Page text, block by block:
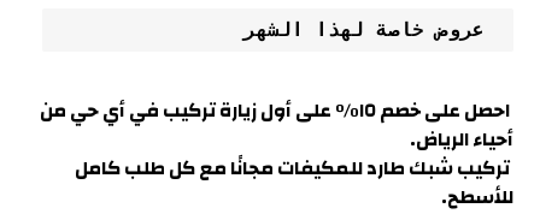
عروض خاصة لهذا الشهر
احصل على خصم ١٥% على أول زيارة تركيب في أي حي من
أحياء الرياض.
تركيب شبك طارد للمكيفات مجانًا مع كل طلب كامل
للأسطح.